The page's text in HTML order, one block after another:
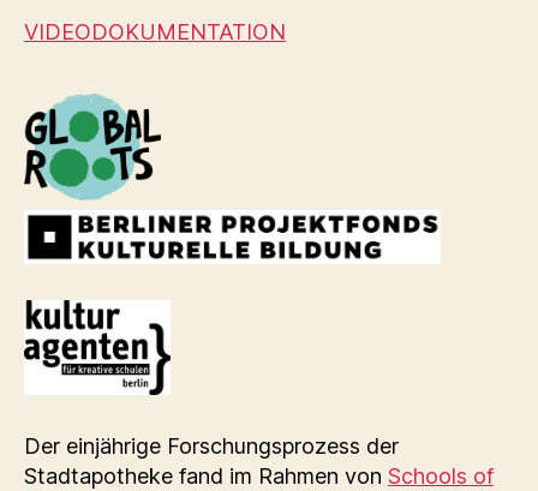
VIDEODOKUMENTATION
Der einjährige Forschungsprozess der
Stadtapotheke fand im Rahmen von Schools of